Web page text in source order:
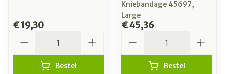
€ 19,30
Bestel
Kniebandage 45697,
Large
€ 45,36
Bestel